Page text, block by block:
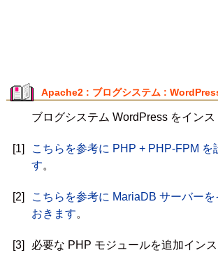
Apache2 : ブログシステム :
ブログシステム WordPress をインス
[1]
こちらを参考に PHP + PHP-FPM を
す。
[2]
こちらを参考に MariaDB サーバー
おきます。
[3]
必要な PHP モジュールを追加インス